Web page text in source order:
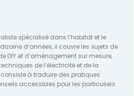
spécialisé dans l’habitat et le
d’années, il couvre les sujets de
DIY et d’aménagement sur mesure,
de l’électricité et de la
à traduire des pratiques
accessibles pour les particuliers.